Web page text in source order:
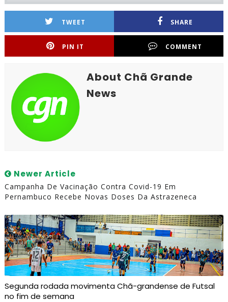
TWEET SHARE
PIN IT COMMENT
About Chã Grande
News
Newer Article
Campanha De Vacinação Contra Covid-19 Em
Pernambuco Recebe Novas Doses Da Astrazeneca
Segunda rodada movimenta Chã-grandense de Futsal
no fim de semana